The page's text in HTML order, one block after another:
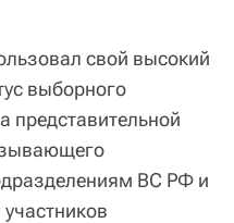
свой высокий
выборного
представительной
ВС РФ и